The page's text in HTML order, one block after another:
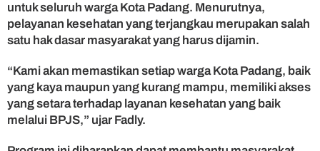
untuk seluruh warga Kota Padang. Menurutnya,
pelayanan kesehatan yang terjangkau merupakan salah
satu hak dasar masyarakat yang harus dijamin.
“Kami akan memastikan setiap warga Kota Padang, baik
yang kaya maupun yang kurang mampu, memiliki akses
yang setara terhadap layanan kesehatan yang baik
melalui BPJS,” ujar Fadly.